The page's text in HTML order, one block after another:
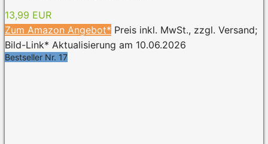
13,99 EUR
Zum Amazon Angebot* Preis inkl. MwSt., zzgl. Versand;
Bild-Link* Aktualisierung am 10.06.2026
Bestseller Nr. 17